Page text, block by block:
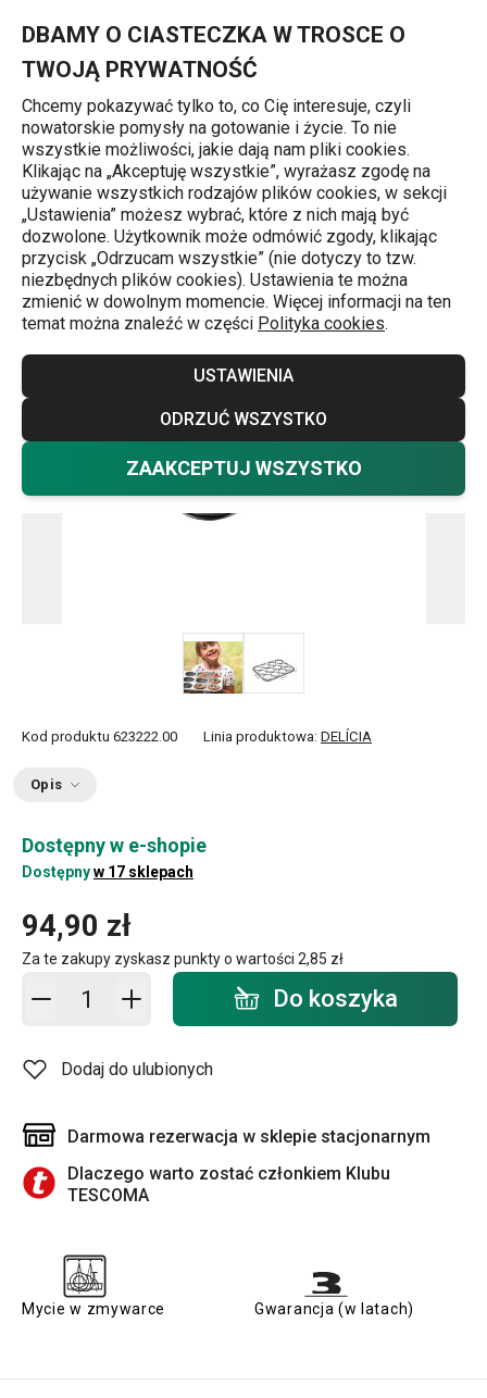
DBAMY O CIASTECZKA W TROSCE O
TWOJĄ PRYWATNOŚĆ
Chcemy pokazywać tylko to, co Cię interesuje, czyli
nowatorskie pomysły na gotowanie i życie. To nie
wszystkie możliwości, jakie dają nam pliki cookies.
Klikając na „Akceptuję wszystkie”, wyrażasz zgodę na
używanie wszystkich rodzajów plików cookies, w sekcji
„Ustawienia” możesz wybrać, które z nich mają być
dozwolone. Użytkownik może odmówić zgody, klikając
przycisk „Odrzucam wszystkie” (nie dotyczy to tzw.
niezbędnych plików cookies). Ustawienia te można
zmienić w dowolnym momencie. Więcej informacji na ten
temat można znaleźć w części Polityka cookies.
USTAWIENIA
ODRZUĆ WSZYSTKO
ZAAKCEPTUJ WSZYSTKO
Formy na muffinki i tartaletki
Forma - 12 babeczek DELÍCIA
34 x 26 cm
Kod produktu 623222.00 Linia produktowa: DELÍCIA
Opis
Dostępny w e-shopie
Dostępnyw 17 sklepach
94,90 zł
Za te zakupy zyskasz punkty o wartości 2,85 zł
Dodaj do koszyka - ilość Do koszyka
Dodaj do ulubionych
Darmowa rezerwacja w sklepie stacjonarnym
Dlaczego warto zostać członkiem Klubu
TESCOMA
Mycie w zmywarce Gwarancja (w latach)